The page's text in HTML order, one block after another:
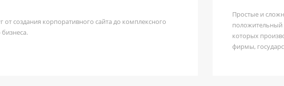
от создания корпоративного сайта до комплексного
Простые и
положительный
которых
фирмы,